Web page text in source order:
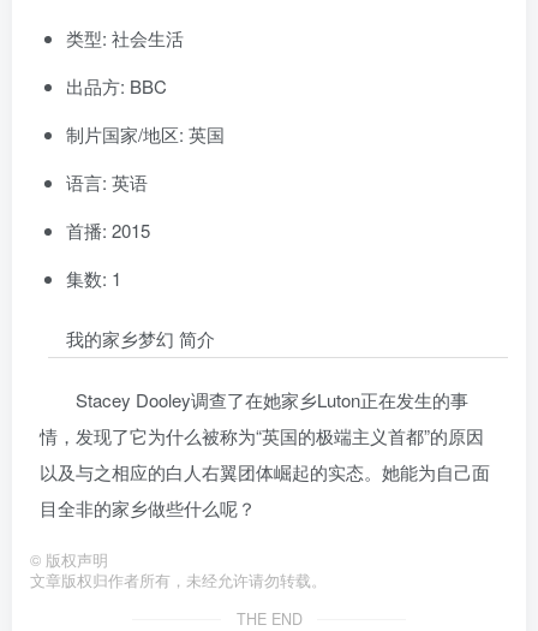
类型: 社会生活
出品方: BBC
制片国家/地区: 英国
语言: 英语
首播: 2015
集数: 1
我的家乡梦幻 简介
Stacey Dooley调查了在她家乡Luton正在发生的事
情，发现了它为什么被称为“英国的极端主义首都”的原因
以及与之相应的白人右翼团体崛起的实态。她能为自己面
目全非的家乡做些什么呢？
© 版权声明
文章版权归作者所有，未经允许请勿转载。
THE END